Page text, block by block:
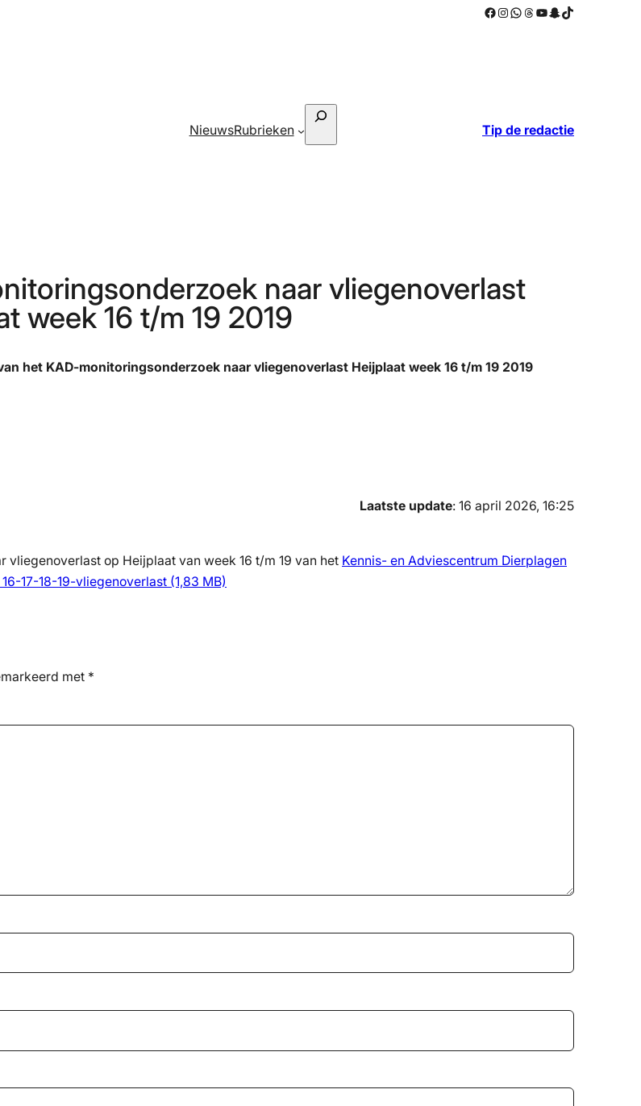
Facebook
Instagram
WhatsApp
Threads
YouTube
Snapchat
TikTok
NieuwsRubrieken
Zoeken
Tip de redactie
naar vliegenoverlast
week 16 t/m 19 2019
het KAD-monitoringsonderzoek naar vliegenoverlast Heijplaat week 16 t/m 19 2019
Laatste update: 16 april 2026, 16:25
op Heijplaat van week 16 t/m 19 van het Kennis- en Adviescentrum Dierplagen
17-18-19-vliegenoverlast
met *